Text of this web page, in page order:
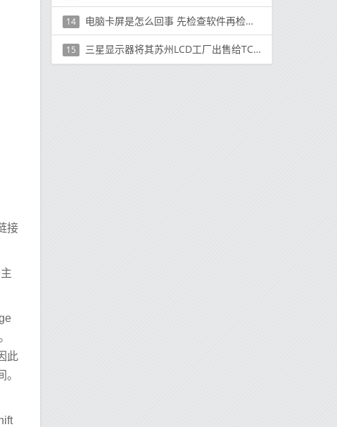
接
此
14 电脑卡屏是怎么回事 先检查软件再检查硬件
15 三星显示器将其苏州LCD工厂出售给TCL Technology